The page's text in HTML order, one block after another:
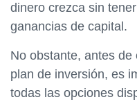
dinero crezca sin
ganancias de capital.
No obstante, antes
plan de inversión, es
todas las opciones